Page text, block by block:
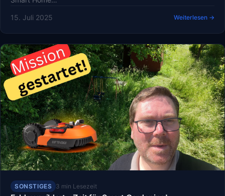
15. Juli 2025 Weiterlesen →
SONSTIGES 3 min Lesezeit